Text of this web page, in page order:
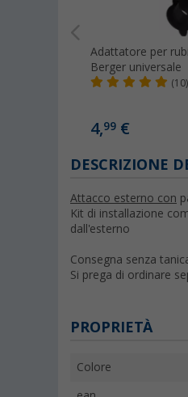
Adattatore per
Berger universale
(10)
4,99 €
DESCRIZIONE
Attacco esterno con
Kit di installazione
dall'esterno
Consegna senza
Si prega di ordinare
PROPRIETÀ
Colore